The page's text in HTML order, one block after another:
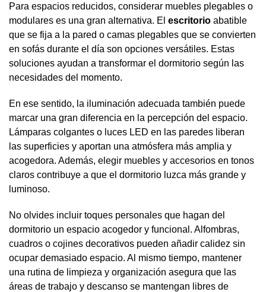
Para espacios reducidos, considerar muebles plegables o
modulares es una gran alternativa. El escritorio abatible
que se fija a la pared o camas plegables que se convierten
en sofás durante el día son opciones versátiles. Estas
soluciones ayudan a transformar el dormitorio según las
necesidades del momento.
En ese sentido, la iluminación adecuada también puede
marcar una gran diferencia en la percepción del espacio.
Lámparas colgantes o luces LED en las paredes liberan
las superficies y aportan una atmósfera más amplia y
acogedora. Además, elegir muebles y accesorios en tonos
claros contribuye a que el dormitorio luzca más grande y
luminoso.
No olvides incluir toques personales que hagan del
dormitorio un espacio acogedor y funcional. Alfombras,
cuadros o cojines decorativos pueden añadir calidez sin
ocupar demasiado espacio. Al mismo tiempo, mantener
una rutina de limpieza y organización asegura que las
áreas de trabajo y descanso se mantengan libres de